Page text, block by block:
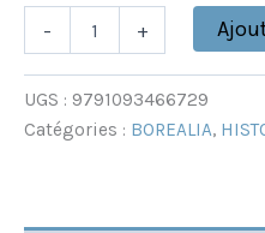
- +
UGS : 9791093466729
Catégories : BOREALIA,